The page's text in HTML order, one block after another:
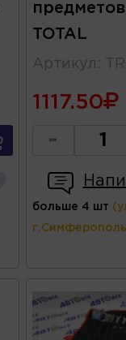
TOTAL
Артикул :
1117.50
-
больше 4 шт